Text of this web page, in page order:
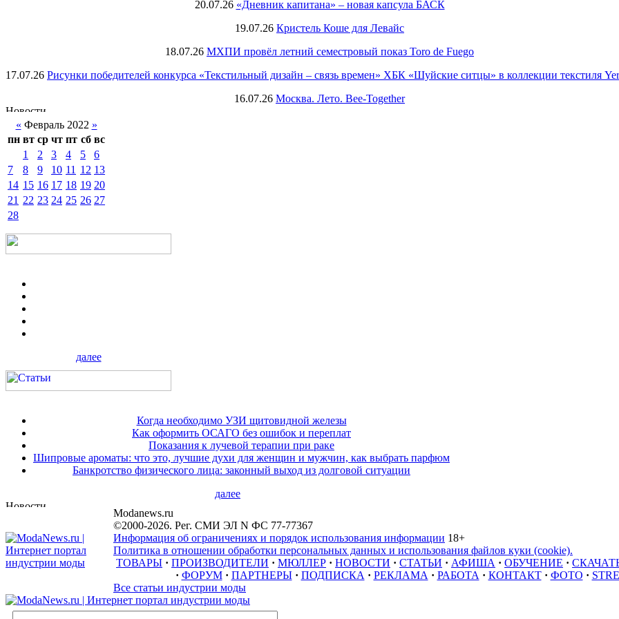
20.07.26 «Дневник капитана» – новая капсула БАСК
19.07.26 Кристель Коше для Левайс
18.07.26 МХПИ провёл летний семестровый показ Toro de Fuego
17.07.26 Рисунки победителей конкурса «Текстильный дизайн – связь времен» ХБК «Шуйские ситцы» в коллекции текстиля
16.07.26 Москва. Лето. Bee-Together
« Февраль 2022 »
пн вт ср чт пт сб вс
1
2 3 4 5
6
7
8 9 10 11 12 13
14 15 16 17 18 19 20
21 22 23 24 25 26 27
28
далее
Когда необходимо УЗИ щитовидной железы
Как оформить ОСАГО без ошибок и переплат
Показания к лучевой терапии при раке
Шипровые ароматы: что это, лучшие духи для женщин и мужчин, как выбрать парфюм
Банкротство физического лица: законный выход из долговой ситуации
далее
Modanews.ru
©2000-2026. Рег. СМИ ЭЛ N ФС 77-77367
Информация об ограничениях и порядок использования информации 18+
Политика в отношении обработки персональных данных и использования файлов куки (cookie).
ТОВАРЫ · ПРОИЗВОДИТЕЛИ · МЮЛЛЕР · НОВОСТИ · СТАТЬИ · АФИША · ОБУЧЕНИЕ ·
· ФОРУМ · ПАРТНЕРЫ · ПОДПИСКА · РЕКЛАМА · РАБОТА · КОНТАКТ · ФОТО ·
Все статьи индустрии моды